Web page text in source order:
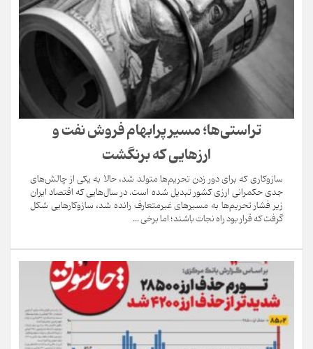
تراستی‌ها؛ مسیر پرابهام فروش نفت و
ارزهایی که برنگشت
سازوکاری که برای دور زدن تحریم‌ها متولد شد، حالا به یکی از چالش‌های
جدی حکمرانی ارزی کشور تبدیل شده است. در سال‌هایی که اقتصاد ایران
زیر فشار تحریم‌ها به مسیرهای غیرمتعارف رانده شد، سازوکارهایی شکل
گرفت که قرار بود راه نجات باشند؛ اما برخی ...